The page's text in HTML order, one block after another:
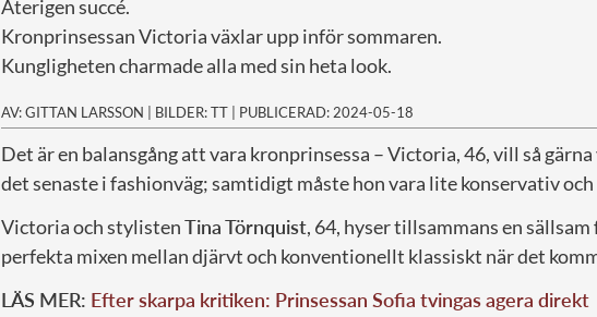
Återigen succé.
Kronprinsessan Victoria växlar upp inför sommaren.
Kungligheten charmade alla med sin heta look.
AV: GITTAN LARSSON | BILDER: TT | PUBLICERAD: 2024-05-18
Det är en balansgång att vara kronprinsessa – Victoria, 46, vill så
det senaste i fashionväg; samtidigt måste hon vara lite konservativ
Victoria och stylistenTinaTörnquist, 64, hyser tillsammans en
perfekta mixen mellan djärvt och konventionellt klassiskt när det
LÄS MER: Efter skarpa kritiken: Prinsessan Sofia tvingas agera direkt